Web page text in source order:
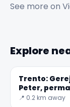
See more on
Explore
Trento:
Peter,
📍 0.2 km away